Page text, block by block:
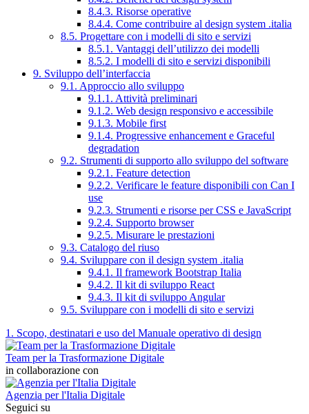
8.4.3. Risorse operative
8.4.4. Come contribuire al design system .italia
8.5. Progettare con i modelli di sito e servizi
8.5.1. Vantaggi dell’utilizzo dei modelli
8.5.2. I modelli di sito e servizi disponibili
9. Sviluppo dell’interfaccia
9.1. Approccio allo sviluppo
9.1.1. Attività preliminari
9.1.2. Web design responsivo e accessibile
9.1.3. Mobile first
9.1.4. Progressive enhancement e Graceful
degradation
9.2. Strumenti di supporto allo sviluppo del software
9.2.1. Feature detection
9.2.2. Verificare le feature disponibili con Can I
use
9.2.3. Strumenti e risorse per CSS e JavaScript
9.2.4. Supporto browser
9.2.5. Misurare le prestazioni
9.3. Catalogo del riuso
9.4. Sviluppare con il design system .italia
9.4.1. Il framework Bootstrap Italia
9.4.2. Il kit di sviluppo React
9.4.3. Il kit di sviluppo Angular
9.5. Sviluppare con i modelli di sito e servizi
1. Scopo, destinatari e uso del Manuale operativo di design
Team per la Trasformazione Digitale
in collaborazione con
Agenzia per l'Italia Digitale
Seguici su